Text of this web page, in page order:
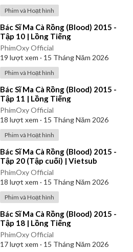
Phim và Hoạt hình
⁣Bác Sĩ Ma Cà Rồng (Blood) 2015 -
Tập 10 | Lồng Tiếng
PhimOxy Official
19 lượt xem · 15 Tháng Năm 2026
Phim và Hoạt hình
⁣Bác Sĩ Ma Cà Rồng (Blood) 2015 -
Tập 11 | Lồng Tiếng
PhimOxy Official
18 lượt xem · 15 Tháng Năm 2026
Phim và Hoạt hình
⁣Bác Sĩ Ma Cà Rồng (Blood) 2015 -
Tập 20 (Tập cuối) | Vietsub
PhimOxy Official
18 lượt xem · 15 Tháng Năm 2026
Phim và Hoạt hình
⁣Bác Sĩ Ma Cà Rồng (Blood) 2015 -
Tập 18 | Lồng Tiếng
PhimOxy Official
17lượt xem · 15 Tháng Năm 2026